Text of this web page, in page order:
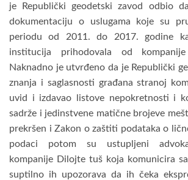
je Republički geodetski zavod odbio
dokumentaciju o uslugama koje su
periodu od 2011. do 2017. godine
institucija prihodovala od
Naknadno je utvrđeno da je Republički
znanja i saglasnosti građana stranoj
uvid i izdavao listove nepokretnosti i
sadrže i jedinstvene matične brojeve
prekršen i Zakon o zaštiti podataka o
podaci potom su ustupljeni
kompanije Dilojte tuš koja komunicira
suptilno ih upozorava da ih čeka